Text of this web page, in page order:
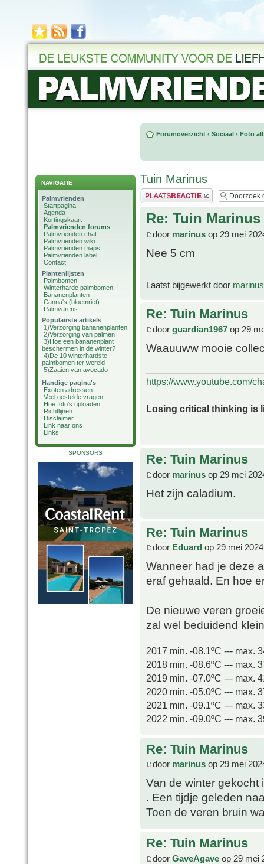
NAVIGATIE
Palmvrienden
Startpagina
Agenda
Kortingskaart
Palmvrienden forums
Palmvrienden chat
Palmvrienden wiki
Palmvrienden maps
Palmvrienden label
Contact
Plantenlijsten
Palmbomen
Winterharde palmbomen
Bananenplanten
Canna's (bloemriet)
Palmvarens
Populairste artikels
1)Verzorging bananenplanten
2)Verzorging van palmen
3)Hoe een bananenplant
beschermen in de winter?
4)De 10 winterhardste
palmbomen ter wereld
5)Zaaien van avocado
Handige pagina's
Exoten adressen
Veel gestelde vragen
Hoe foto's uploaden
Richtlijnen
Disclaimer
Link naar ons
Links
SPONSORS
Forumoverzicht ‹ Sociaal ‹ Foto
Tuin Marinus
Plaats een reactie
Re: Tuin Marinus
door marinus op 29 mei
Nee 5 cm
Laatst bijgewerkt door marinus
Re: Tuin Marinus
door guardian1967 op 29
Waauuww mooie
https://www.youtube.com/
Losing critical thinking is
Re: Tuin Marinus
door marinus op 29 mei
Het zijn caladium.
Re: Tuin Marinus
door Eduard op 29 mei
Wanneer had je deze
eraf gehaald. En hoe
De nieuwe veren
zal wel beduidend
2017 min. -08.1ºC --- max.
2018 min. -08.6ºC --- max.
2019 min. -07.0ºC --- max.
2020 min. -05.0ºC --- max.
2021 min. -09.1ºC --- max.
2022 min. -09.0ºC --- max.
Re: Tuin Marinus
door marinus op 29 mei
Van de winter
. Een tijdje geleden
Toen de veren bruin
Re: Tuin Marinus
door GaveAgave op 29 mei